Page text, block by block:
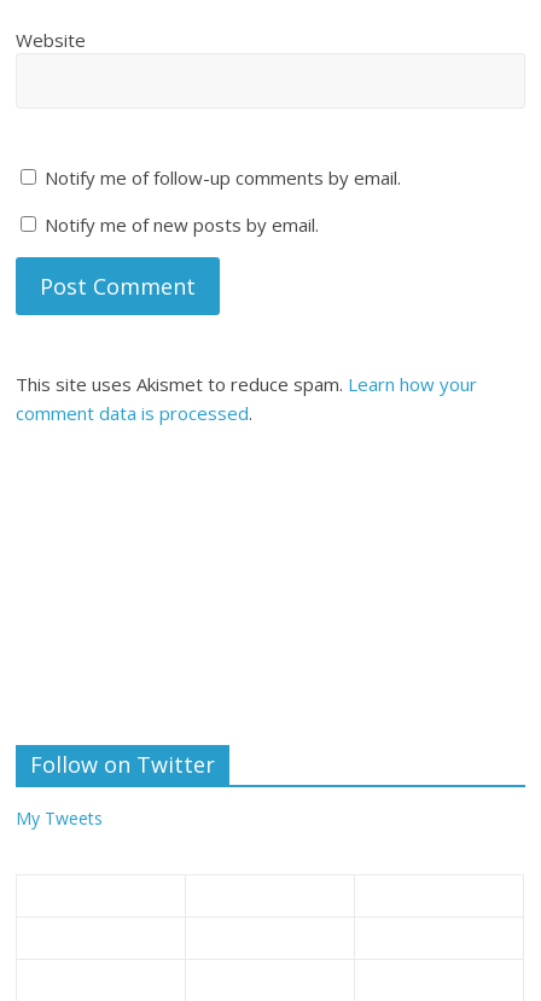
Website
Notify me of follow-up comments by email.
Notify me of new posts by email.
This site uses Akismet to reduce spam. Learn how your
comment data is processed.
Follow on Twitter
My Tweets